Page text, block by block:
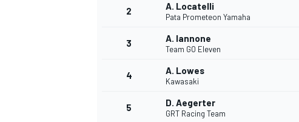
FÓRMULA E
2 A. Locatelli
Pata Prometeon Yamaha
3 A. Iannone
Team GO Eleven
4 A. Lowes
Kawasaki
5 D. Aegerter
GRT Racing Team